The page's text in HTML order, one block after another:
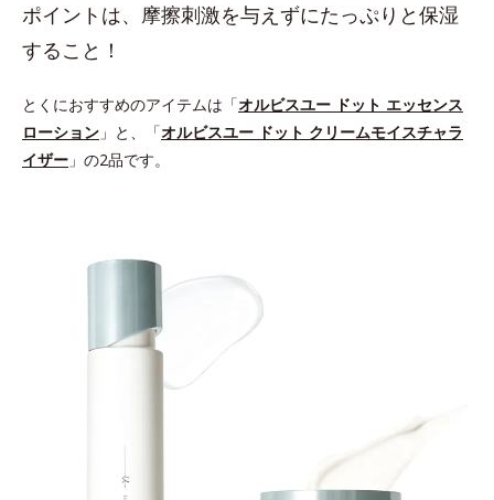
ポイントは、摩擦刺激を与えずにたっぷりと保湿
すること！
とくにおすすめのアイテムは「オルビスユー ドット エッセンス
ローション 」と、「オルビスユー ドット クリームモイスチャラ
イザー 」の2品です。